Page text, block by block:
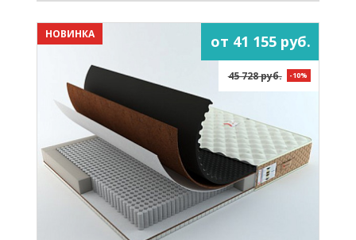
НОВИНКА от 41 155 руб.
45 728 руб. -10%